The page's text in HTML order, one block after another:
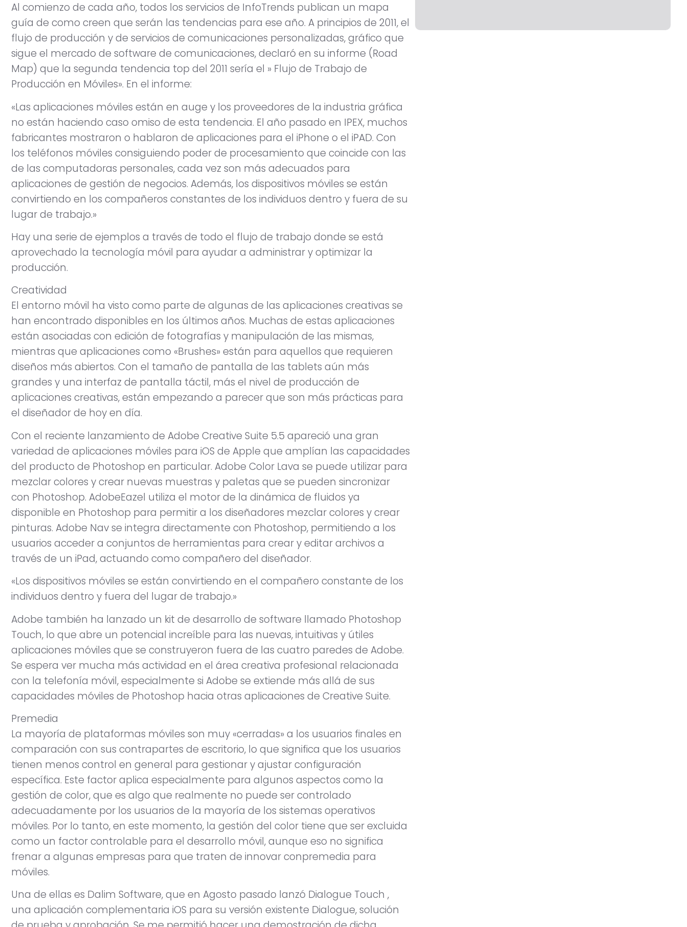
Al comienzo de cada año, todos los servicios de InfoTrends publican un mapa
guía de como creen que serán las tendencias para ese año. A principios de 2011, el
flujo de producción y de servicios de comunicaciones personalizadas, gráfico que
sigue el mercado de software de comunicaciones, declaró en su informe (Road
Map) que la segunda tendencia top del 2011 sería el » Flujo de Trabajo de
Producción en Móviles». En el informe:
«Las aplicaciones móviles están en auge y los proveedores de la industria gráfica
no están haciendo caso omiso de esta tendencia. El año pasado en IPEX, muchos
fabricantes mostraron o hablaron de aplicaciones para el iPhone o el iPAD. Con
los teléfonos móviles consiguiendo poder de procesamiento que coincide con las
de las computadoras personales, cada vez son más adecuados para
aplicaciones de gestión de negocios. Además, los dispositivos móviles se están
convirtiendo en los compañeros constantes de los individuos dentro y fuera de su
lugar de trabajo.»
Hay una serie de ejemplos a través de todo el flujo de trabajo donde se está
aprovechado la tecnología móvil para ayudar a administrar y optimizar la
producción.
Creatividad
El entorno móvil ha visto como parte de algunas de las aplicaciones creativas se
han encontrado disponibles en los últimos años. Muchas de estas aplicaciones
están asociadas con edición de fotografías y manipulación de las mismas,
mientras que aplicaciones como «Brushes» están para aquellos que requieren
diseños más abiertos. Con el tamaño de pantalla de las tablets aún más
grandes y una interfaz de pantalla táctil, más el nivel de producción de
aplicaciones creativas, están empezando a parecer que son más prácticas para
el diseñador de hoy en día.
Con el reciente lanzamiento de Adobe Creative Suite 5.5 apareció una gran
variedad de aplicaciones móviles para iOS de Apple que amplían las capacidades
del producto de Photoshop en particular. Adobe Color Lava se puede utilizar para
mezclar colores y crear nuevas muestras y paletas que se pueden sincronizar
con Photoshop. AdobeEazel utiliza el motor de la dinámica de fluidos ya
disponible en Photoshop para permitir a los diseñadores mezclar colores y crear
pinturas. Adobe Nav se integra directamente con Photoshop, permitiendo a los
usuarios acceder a conjuntos de herramientas para crear y editar archivos a
través de un iPad, actuando como compañero del diseñador.
«Los dispositivos móviles se están convirtiendo en el compañero constante de los
individuos dentro y fuera del lugar de trabajo.»
Adobe también ha lanzado un kit de desarrollo de software llamado Photoshop
Touch, lo que abre un potencial increíble para las nuevas, intuitivas y útiles
aplicaciones móviles que se construyeron fuera de las cuatro paredes de Adobe.
Se espera ver mucha más actividad en el área creativa profesional relacionada
con la telefonía móvil, especialmente si Adobe se extiende más allá de sus
capacidades móviles de Photoshop hacia otras aplicaciones de Creative Suite.
Premedia
La mayoría de plataformas móviles son muy «cerradas» a los usuarios finales en
comparación con sus contrapartes de escritorio, lo que significa que los usuarios
tienen menos control en general para gestionar y ajustar configuración
específica. Este factor aplica especialmente para algunos aspectos como la
gestión de color, que es algo que realmente no puede ser controlado
adecuadamente por los usuarios de la mayoría de los sistemas operativos
móviles. Por lo tanto, en este momento, la gestión del color tiene que ser excluida
como un factor controlable para el desarrollo móvil, aunque eso no significa
frenar a algunas empresas para que traten de innovar conpremedia para
móviles.
Una de ellas es Dalim Software, que en Agosto pasado lanzó Dialogue Touch ,
una aplicación complementaria iOS para su versión existente Dialogue, solución